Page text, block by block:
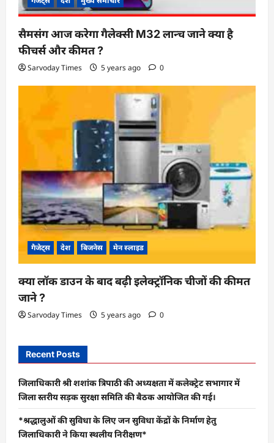
सैमसंग आज करेगा गैलेक्सी M32 लान्च जाने क्या है
फीचर्स और कीमत ?
Sarvoday Times 5 years ago 0
गैजेट्स देश बिजनेस मेन स्लाइड
क्या लॉक डाउन के बाद बढ़ी इलेक्ट्रॉनिक चीजों की कीमत
जाने ?
Sarvoday Times 5 years ago 0
Recent Posts
जिलाधिकारी श्री शशांक त्रिपाठी की अध्यक्षता में कलेक्ट्रेट सभागार में
जिला स्तरीय सड़क सुरक्षा समिति की बैठक आयोजित की गई।
*श्रद्धालुओं की सुविधा के लिए जन सुविधा केंद्रों के निर्माण हेतु
जिलाधिकारी ने किया स्थलीय निरीक्षण*